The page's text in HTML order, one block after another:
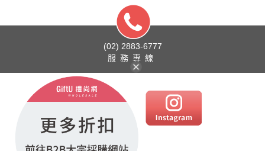
(02) 2883-6777
服務專線